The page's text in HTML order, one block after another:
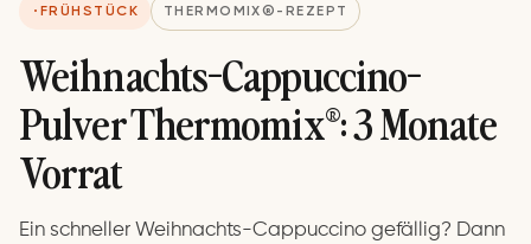
FRÜHSTÜCK THERMOMIX®-REZEPT
Weihnachts-Cappuccino-
Pulver Thermomix®: 3 Monate
Vorrat
Ein schneller Weihnachts-Cappuccino gefällig? Dann